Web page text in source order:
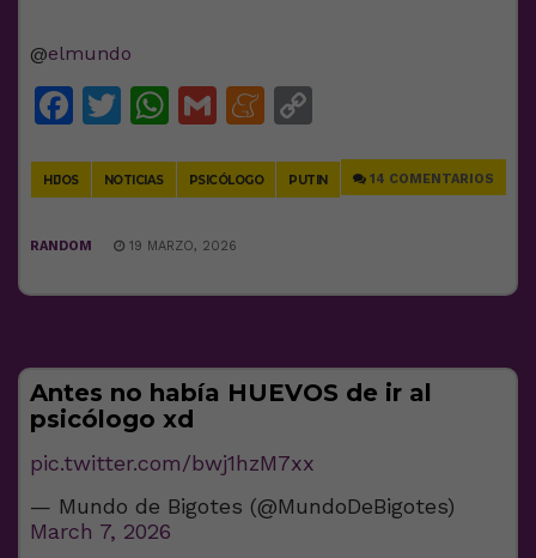
@elmundo
Facebook
Twitter
WhatsApp
GmailMeneame
HIJOS NOTICIAS PSICÓLOGO PUTIN 14 COMENTARIOS
RANDOM 19 MARZO, 2026
Antes no había HUEVOS de ir al
psicólogo xd
pic.twitter.com/bwj1hzM7xx
— Mundo de Bigotes (@MundoDeBigotes)
March 7, 2026